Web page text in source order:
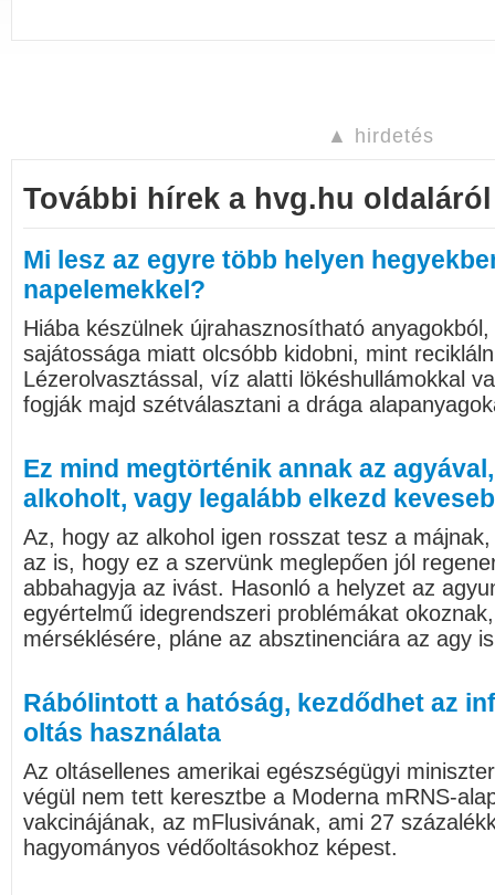
▲ hirdetés
További hírek a hvg.hu oldaláról
Mi lesz az egyre több helyen
napelemekkel?
Hiába készülnek újrahasznosítható
sajátossága miatt olcsóbb kidobni, mint
Lézerolvasztással, víz alatti lökéshullámokkal
fogják majd szétválasztani a drága
Ez mind megtörténik annak az
alkoholt, vagy legalább elkezd
Az, hogy az alkohol igen rosszat tesz a
az is, hogy ez a szervünk meglepően jól
abbahagyja az ivást. Hasonló a helyzet az
egyértelmű idegrendszeri problémákat
mérséklésére, pláne az absztinenciára az agy
Rábólintott a hatóság, kezdődhet az
oltás használata
Az oltásellenes amerikai egészségügyi
végül nem tett keresztbe a Moderna mRNS-
vakcinájának, az mFlusivának, ami 27
hagyományos védőoltásokhoz képest.